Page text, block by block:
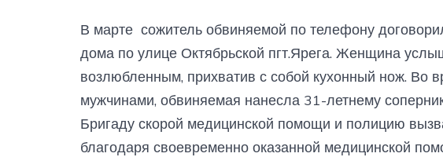
В марте сожитель обвиняемой по телефону
дома по улице Октябрьской пгт.Ярега. Женщина
возлюбленным, прихватив с собой кухонный нож. Во
мужчинами, обвиняемая нанесла 31-летнему
Бригаду скорой медицинской помощи и полицию
благодаря своевременно оказанной медицинской